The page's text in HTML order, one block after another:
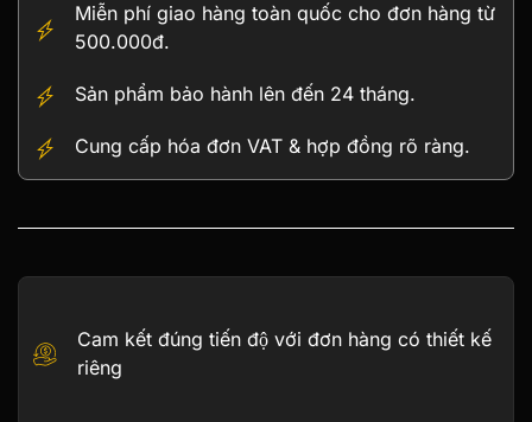
(nền
Miễn phí giao hàng toàn quốc cho đơn hàng từ
500.000đ.
Sản phẩm bảo hành lên đến 24 tháng.
Cung cấp hóa đơn VAT & hợp đồng rõ ràng.
Cam kết đúng tiến độ với đơn hàng có thiết kế
riêng